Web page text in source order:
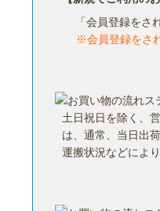
「会員登録をさ
※会員登録をさ
土日祝日を除く、
は、通常、当日出
運搬状況などによ